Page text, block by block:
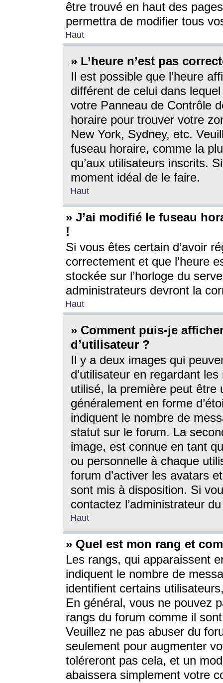
être trouvé en haut des
permettra de modifier tous
Haut
» L’heure n’est pas
Il est possible que l’heure
différent de celui dans
votre Panneau de Contrôle
horaire pour trouver votre
New York, Sydney, etc.
fuseau horaire, comme la
qu’aux utilisateurs inscrits.
moment idéal de le faire.
Haut
» J’ai modifié le fuseau
!
Si vous êtes certain d’avoir
correctement et que l’heure
stockée sur l’horloge du
administrateurs devront la
Haut
» Comment puis-je
d’utilisateur ?
Il y a deux images qui
d’utilisateur en regardant
utilisé, la première peut être
généralement en forme
indiquent le nombre de
statut sur le forum. La
image, est connue en tant
ou personnelle à chaque
forum d’activer les avatars
sont mis à disposition. Si
contactez l’administrateur
Haut
» Quel est mon rang et
Les rangs, qui apparaissent
indiquent le nombre de
identifient certains
En général, vous ne pouvez
rangs du forum comme il
Veuillez ne pas abuser du
seulement pour augmenter
toléreront pas cela, et un
abaissera simplement votre